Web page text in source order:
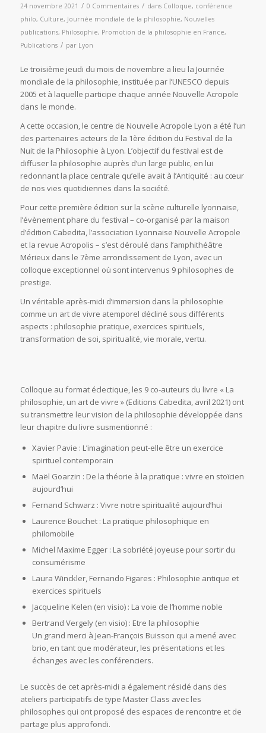
24 novembre 2021 / 0 Commentaires / dans Colloque, conférence
philo, Culture, Journée mondiale de la philosophie, Nouvelles
publications, Philosophie, Promotion de la philosophie en France,
Publications / par Lyon
Le troisième jeudi du mois de novembre a lieu la Journée
mondiale de la philosophie, instituée par l’UNESCO depuis
2005 et à laquelle participe chaque année Nouvelle Acropole
dans le monde.
A cette occasion, le centre de Nouvelle Acropole Lyon a été l’un
des partenaires acteurs de la 1ère édition du Festival de la
Nuit de la Philosophie à Lyon. L’objectif du festival est de
diffuser la philosophie auprès d’un large public, en lui
redonnant la place centrale qu’elle avait à l’Antiquité : au cœur
de nos vies quotidiennes dans la société.
Pour cette première édition sur la scène culturelle lyonnaise,
l’évènement phare du festival – co-organisé par la maison
d’édition Cabedita, l’association Lyonnaise Nouvelle Acropole
et la revue Acropolis – s’est déroulé dans l’amphithéâtre
Mérieux dans le 7ème arrondissement de Lyon, avec un
colloque exceptionnel où sont intervenus 9 philosophes de
prestige.
Un véritable après-midi d’immersion dans la philosophie
comme un art de vivre atemporel décliné sous différents
aspects : philosophie pratique, exercices spirituels,
transformation de soi, spiritualité, vie morale, vertu.
Colloque au format éclectique, les 9 co-auteurs du livre « La
philosophie, un art de vivre » (Editions Cabedita, avril 2021) ont
su transmettre leur vision de la philosophie développée dans
leur chapitre du livre susmentionné :
Xavier Pavie : L’imagination peut-elle être un exercice
spirituel contemporain
Maël Goarzin : De la théorie à la pratique : vivre en stoïcien
aujourd’hui
Fernand Schwarz : Vivre notre spiritualité aujourd’hui
Laurence Bouchet : La pratique philosophique en
philomobile
Michel Maxime Egger : La sobriété joyeuse pour sortir du
consumérisme
Laura Winckler, Fernando Figares : Philosophie antique et
exercices spirituels
Jacqueline Kelen (en visio) : La voie de l’homme noble
Bertrand Vergely (en visio) : Etre la philosophie
Un grand merci à Jean-François Buisson qui a mené avec
brio, en tant que modérateur, les présentations et les
échanges avec les conférenciers.
Le succès de cet après-midi a également résidé dans des
ateliers participatifs de type Master Class avec les
philosophes qui ont proposé des espaces de rencontre et de
partage plus approfondi.